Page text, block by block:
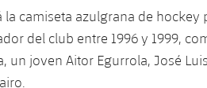
camiseta azulgrana de hockey
del club entre 1996 y 1999,
joven Aitor Egurrola, José Luis